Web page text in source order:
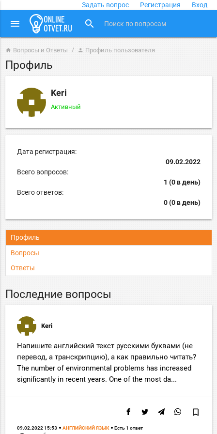
Задать вопрос Регистрация Вход
menu search
home Вопросы и Ответы person Профиль пользователя
Профиль
Keri
Активный
Дата регистрация:
09.02.2022
Всего вопросов:
1 (0 в день)
Всего ответов:
0 (0 в день)
Профиль
Вопросы
Ответы
Последние вопросы
Keri
Напишите английский текст русскими буквами (не
перевод, а транскрипцию), а как правильно читать?
The number of environmental problems has increased
significantly in recent years. One of the most da...
bookmark_border
09.02.2022 15:53 АНГЛИЙСКИЙ ЯЗЫК Есть 1 ответ